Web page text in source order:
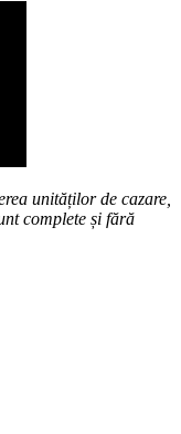
unităților de cazare,
complete și fără